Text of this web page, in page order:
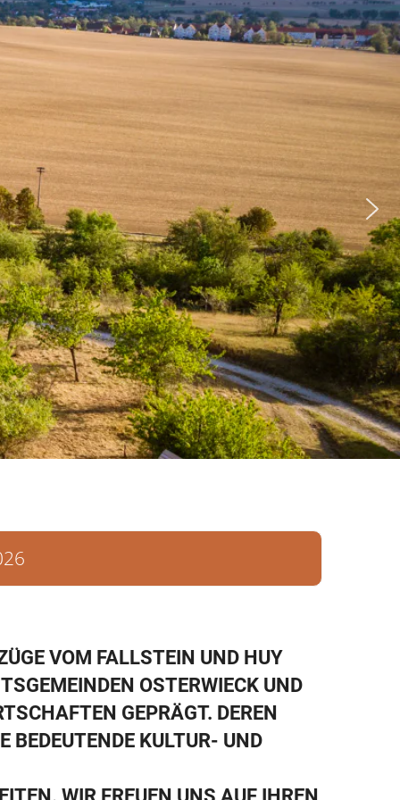
Blick vom Bismarckturm
VOM FALLSTEIN UND HUY
OSTERWIECK UND
GEPRÄGT. DEREN
BEDEUTENDE KULTUR- UND